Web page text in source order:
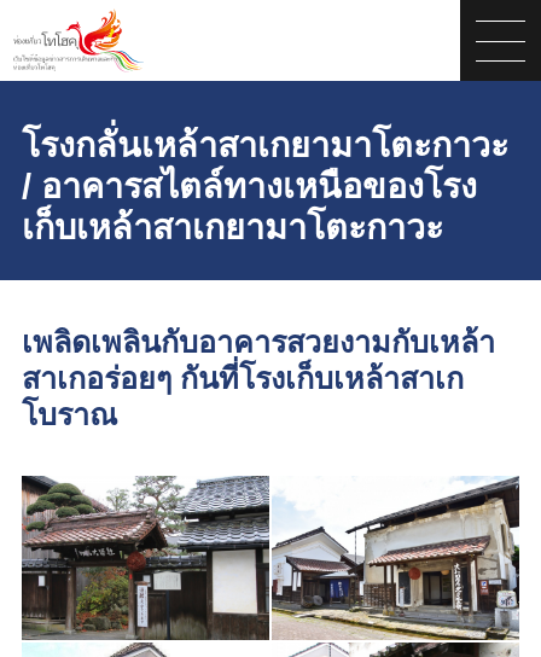
โรงกลั่นเหล้าสาเกยามาโตะกาวะ
/ อาคารสไตล์ทางเหนือของโรง
เก็บเหล้าสาเกยามาโตะกาวะ
เพลิดเพลินกับอาคารสวยงามกับเหล้า
สาเกอร่อยๆ กันที่โรงเก็บเหล้าสาเก
โบราณ